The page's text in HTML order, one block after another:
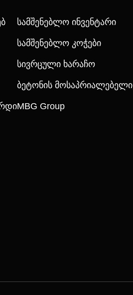
Სამშენებლო Ინვენტარი
Სამშენებლო Კოჭები
Სივრცული Ხარაჩო
Ბეტონის Მოსაპრიალებელი
MBG Group